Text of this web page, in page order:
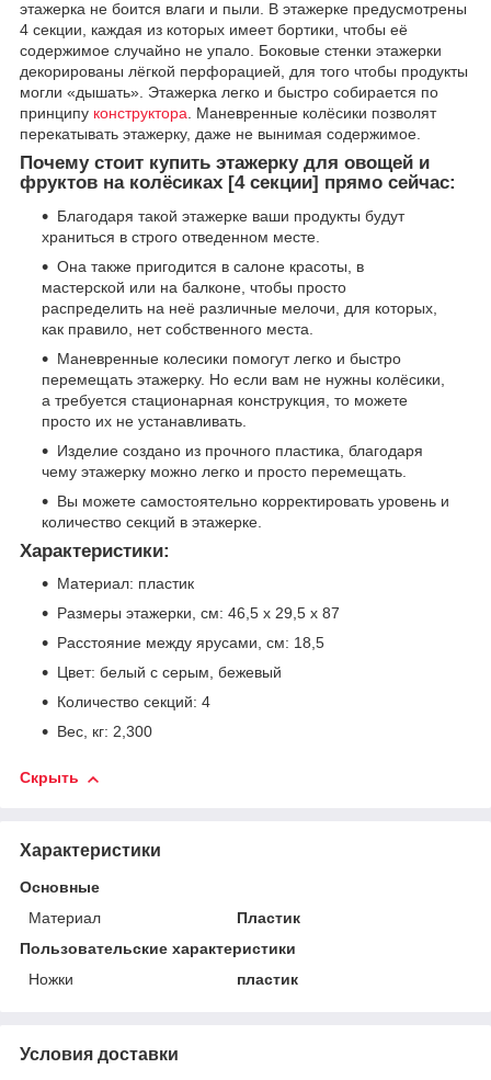
этажерка не боится влаги и пыли. В этажерке предусмотрены
4 секции, каждая из которых имеет бортики, чтобы её
содержимое случайно не упало. Боковые стенки этажерки
декорированы лёгкой перфорацией, для того чтобы продукты
могли «дышать». Этажерка легко и быстро собирается по
принципу конструктора . Маневренные колёсики позволят
перекатывать этажерку, даже не вынимая содержимое.
Почему стоит купить этажерку для овощей и
фруктов на колёсиках [4 секции] прямо сейчас:
Благодаря такой этажерке ваши продукты будут
храниться в строго отведенном месте.
Она также пригодится в салоне красоты, в
мастерской или на балконе, чтобы просто
распределить на неё различные мелочи, для которых,
как правило, нет собственного места.
Маневренные колесики помогут легко и быстро
перемещать этажерку. Но если вам не нужны колёсики,
а требуется стационарная конструкция, то можете
просто их не устанавливать.
Изделие создано из прочного пластика, благодаря
чему этажерку можно легко и просто перемещать.
Вы можете самостоятельно корректировать уровень и
количество секций в этажерке.
Характеристики:
Материал: пластик
Размеры этажерки, см: 46,5 х 29,5 х 87
Расстояние между ярусами, см: 18,5
Цвет: белый с серым, бежевый
Количество секций: 4
Вес, кг: 2,300
Скрыть
Характеристики
Основные
Материал
Пластик
Пользовательские характеристики
Ножки
пластик
Условия доставки